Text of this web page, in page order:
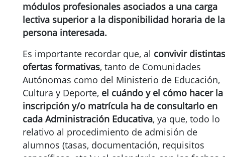
módulos profesionales asociados a una carga
lectiva superior a la disponibilidad horaria de la
persona interesada.
Es importante recordar que, al convivir distintas
ofertas formativas, tanto de Comunidades
Autónomas como del Ministerio de Educación,
Cultura y Deporte, el cuándo y el cómo hacer la
inscripción y/o matrícula ha de consultarlo en
cada Administración Educativa, ya que, todo lo
relativo al procedimiento de admisión de
alumnos (tasas, documentación, requisitos